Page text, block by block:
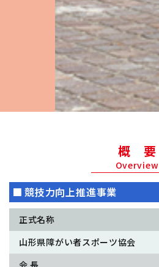
概 要
Overview
競技力向上推進事業
正式名称
山形県障がい者スポーツ協会
会 長